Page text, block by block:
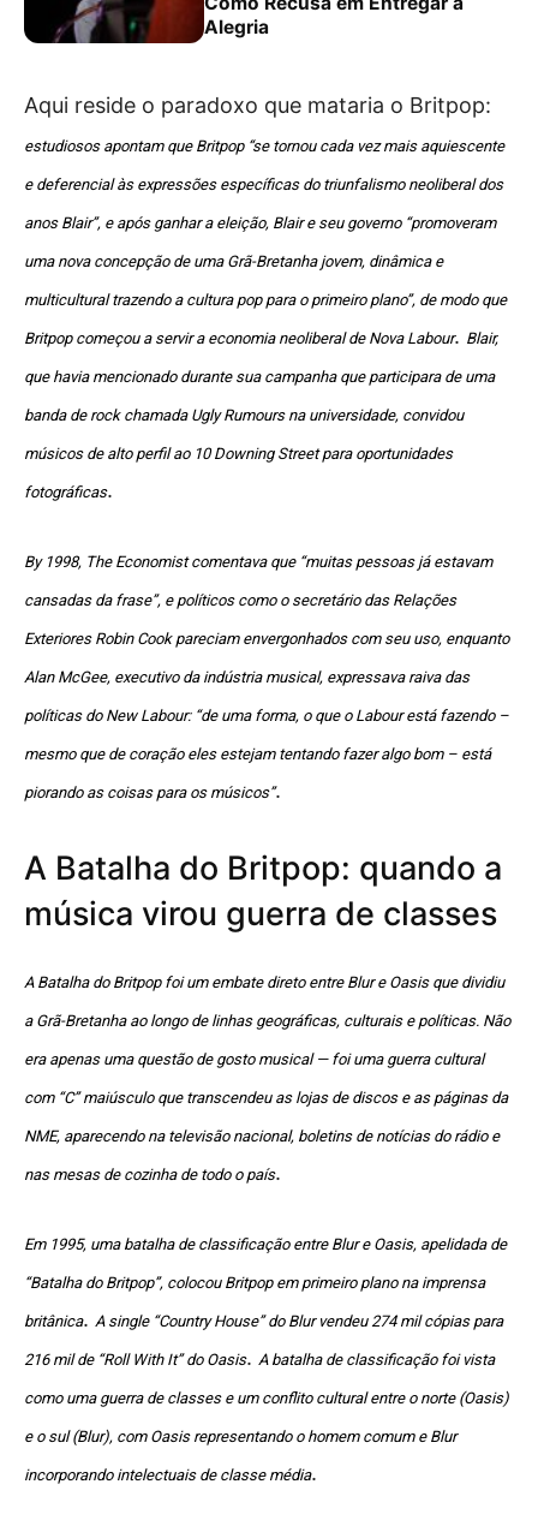
Alegria
Aqui reside o paradoxo que mataria o Britpop:
estudiosos apontam que Britpop “se tornou cada vez mais aquiescente
e deferencial às expressões específicas do triunfalismo neoliberal dos
anos Blair”, e após ganhar a eleição, Blair e seu governo “promoveram
uma nova concepção de uma Grã-Bretanha jovem, dinâmica e
multicultural trazendo a cultura pop para o primeiro plano”, de modo que
Britpop começou a servir a economia neoliberal de Nova Labour. Blair,
que havia mencionado durante sua campanha que participara de uma
banda de rock chamada Ugly Rumours na universidade, convidou
músicos de alto perfil ao 10 Downing Street para oportunidades
fotográficas.
By 1998, The Economist comentava que “muitas pessoas já estavam
cansadas da frase”, e políticos como o secretário das Relações
Exteriores Robin Cook pareciam envergonhados com seu uso, enquanto
Alan McGee, executivo da indústria musical, expressava raiva das
políticas do New Labour: “de uma forma, o que o Labour está fazendo –
mesmo que de coração eles estejam tentando fazer algo bom – está
piorando as coisas para os músicos”.
A Batalha do Britpop: quando a
música virou guerra de classes
A Batalha do Britpop foi um embate direto entre Blur e Oasis que dividiu
a Grã-Bretanha ao longo de linhas geográficas, culturais e políticas. Não
era apenas uma questão de gosto musical — foi uma guerra cultural
com “C” maiúsculo que transcendeu as lojas de discos e as páginas da
NME, aparecendo na televisão nacional, boletins de notícias do rádio e
nas mesas de cozinha de todo o país.
Em 1995, uma batalha de classificação entre Blur e Oasis, apelidada de
“Batalha do Britpop”, colocou Britpop em primeiro plano na imprensa
britânica. A single “Country House” do Blur vendeu 274 mil cópias para
216 mil de “Roll With It” do Oasis. A batalha de classificação foi vista
como uma guerra de classes e um conflito cultural entre o norte (Oasis)
e o sul (Blur), com Oasis representando o homem comum e Blur
incorporando intelectuais de classe média.